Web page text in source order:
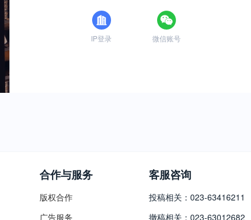
IP登录 微信账号
合作与服务
版权合作
广告服务
客服咨询
投稿相关：023-63416211
撤稿相关：023-63012682